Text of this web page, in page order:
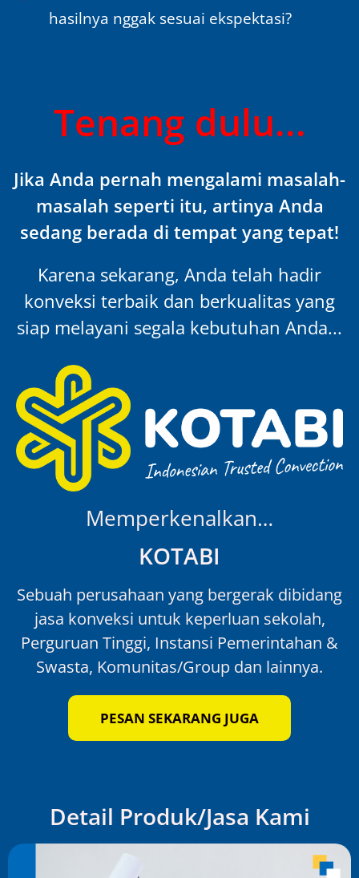
hasilnya nggak sesuai ekspektasi?
Tenang dulu...
Jika Anda pernah mengalami masalah-
masalah seperti itu, artinya Anda
sedang berada di tempat yang tepat!
Karena sekarang, Anda telah hadir
konveksi terbaik dan berkualitas yang
siap melayani segala kebutuhan Anda...
Memperkenalkan…
KOTABI
Sebuah perusahaan yang bergerak dibidang
jasa konveksi untuk keperluan sekolah,
Perguruan Tinggi, Instansi Pemerintahan &
Swasta, Komunitas/Group dan lainnya.
PESAN SEKARANG JUGA
Detail Produk/Jasa Kami